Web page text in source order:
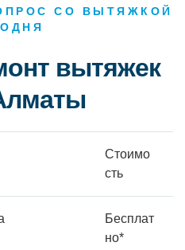
СО ВЫТЯЖКОЙ
вытяжек
Стоимо
сть
Бесплат
но*